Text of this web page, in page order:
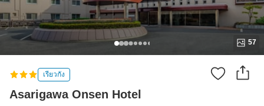
57
เรียวกัง
Asarigawa Onsen Hotel